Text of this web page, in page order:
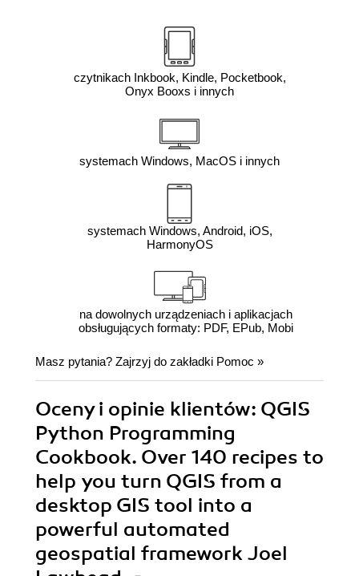
czytnikach Inkbook, Kindle, Pocketbook,
Onyx Booxs i innych
systemach Windows, MacOS i innych
systemach Windows, Android, iOS,
HarmonyOS
na dowolnych urządzeniach i aplikacjach
obsługujących formaty: PDF, EPub, Mobi
Masz pytania? Zajrzyj do zakładki Pomoc »
Oceny i opinie klientów: QGIS
Python Programming
Cookbook. Over 140 recipes to
help you turn QGIS from a
desktop GIS tool into a
powerful automated
geospatial framework Joel